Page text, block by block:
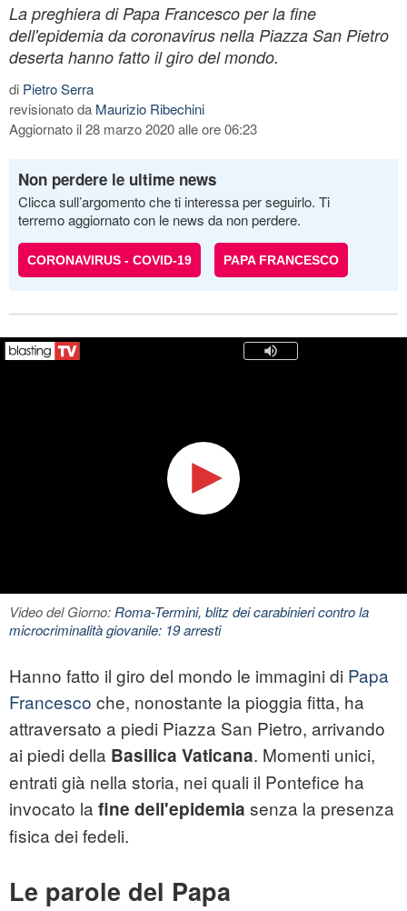
La preghiera di Papa Francesco per la fine
dell'epidemia da coronavirus nella Piazza San Pietro
deserta hanno fatto il giro del mondo.
di Pietro Serra
revisionato da Maurizio Ribechini
Aggiornato il 28 marzo 2020 alle ore 06:23
Non perdere le ultime news
Clicca sull’argomento che ti interessa per seguirlo. Ti
terremo aggiornato con le news da non perdere.
CORONAVIRUS - COVID-19 PAPA FRANCESCO
Video del Giorno:Roma-Termini, blitz dei carabinieri contro la
microcriminalità giovanile: 19 arresti
Hanno fatto il giro del mondo le immagini di Papa
Francesco che, nonostante la pioggia fitta, ha
attraversato a piedi Piazza San Pietro, arrivando
ai piedi della Basilica Vaticana. Momenti unici,
entrati già nella storia, nei quali il Pontefice ha
invocato la fine dell'epidemia senza la presenza
fisica dei fedeli.
Le parole del Papa